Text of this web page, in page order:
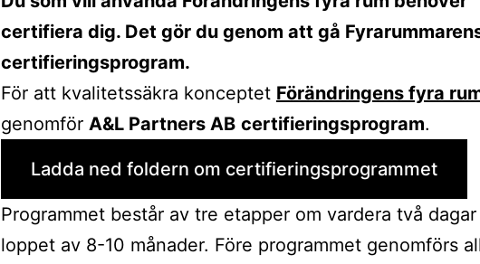
certifiera dig. Det gör du genom att gå
certifieringsprogram.
För att kvalitetssäkra konceptet Förändringens fyra
genomför A&L Partners AB certifieringsprogram.
Ladda ned foldern om certifieringsprogrammet
Programmet består av tre etapper om vardera två
loppet av 8-10 månader. Före programmet genomförs